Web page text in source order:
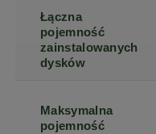
Łączna
pojemność
zainstalowanych
dysków
Maksymalna
pojemność